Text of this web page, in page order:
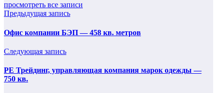
просмотреть все записи
Предыдущая запись
Офис компании БЭП — 458 кв. метров
Следующая запись
РЕ Трейдинг, управляющая компания марок одежды —
750 кв.